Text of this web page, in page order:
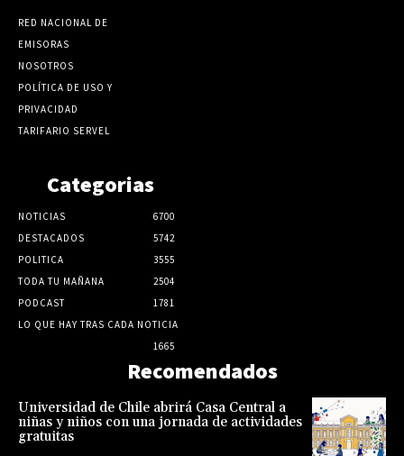
RED NACIONAL DE
EMISORAS
NOSOTROS
POLÍTICA DE USO Y
PRIVACIDAD
TARIFARIO SERVEL
Categorias
NOTICIAS
6700
DESTACADOS
5742
POLITICA
3555
TODA TU MAÑANA
2504
PODCAST
1781
LO QUE HAY TRAS CADA NOTICIA
1665
Recomendados
Universidad de Chile abrirá Casa Central a
niñas y niños con una jornada de actividades
gratuitas